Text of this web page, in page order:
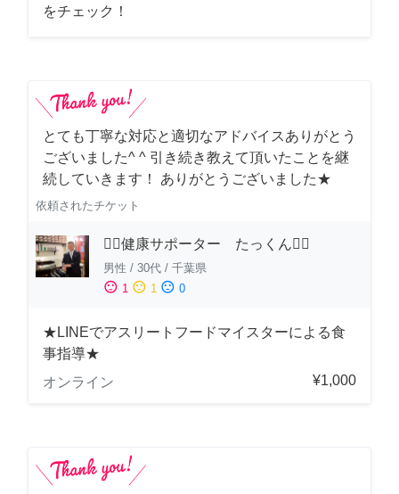
をチェック！
とても丁寧な対応と適切なアドバイスありがとう
ございました^ ^ 引き続き教えて頂いたことを継
続していきます！ ありがとうございました★
依頼されたチケット
🏋️‍♂️健康サポーター たっくん🏋️‍♂️
男性 / 30代 / 千葉県
sentiment_satisfied 1 sentiment_neutral 1 sentiment_dissatisfied 0
★LINEでアスリートフードマイスターによる食
事指導★
オンライン
¥1,000